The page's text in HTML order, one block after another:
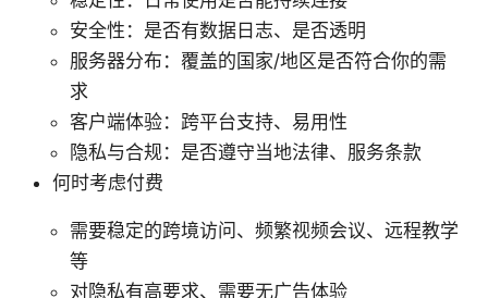
安全性：是否有数据日志、是否透明
服务器分布：覆盖的国家/地区是否符合你的需
求
客户端体验：跨平台支持、易用性
隐私与合规：是否遵守当地法律、服务条款
何时考虑付费
需要稳定的跨境访问、频繁视频会议、远程教学
等
对隐私有高要求、需要无广告体验